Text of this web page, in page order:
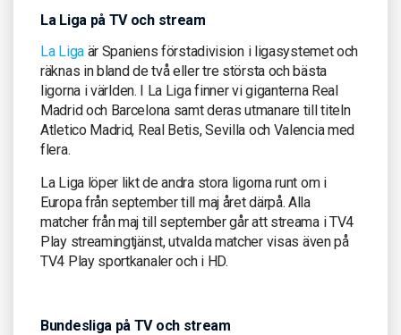
La Liga på TV och stream
La Ligaär Spaniens förstadivision i ligasystemet och
räknas in bland de två eller tre största och bästa
ligorna i världen. I La Liga finner vi giganterna Real
Madrid och Barcelona samt deras utmanare till titeln
Atletico Madrid, Real Betis, Sevilla och Valencia med
flera.
La Liga löper likt de andra stora ligorna runt om i
Europa från september till maj året därpå. Alla
matcher från maj till september går att streama i TV4
Play streamingtjänst, utvalda matcher visas även på
TV4 Play sportkanaler och i HD.
Bundesliga på TV och stream